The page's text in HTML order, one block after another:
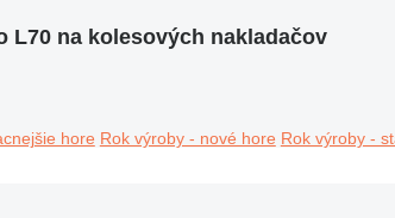
L70 na kolesových nakladačov
hore Rok výroby - nové hore Rok výroby -